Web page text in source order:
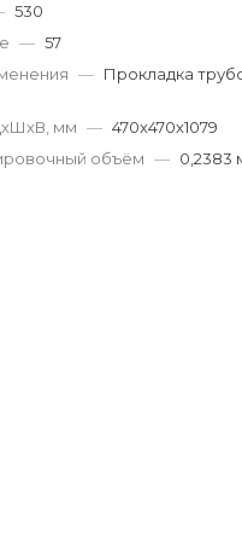
530
— 57
— Прокладка
мм — 470х470х1079
объём — 0,2383